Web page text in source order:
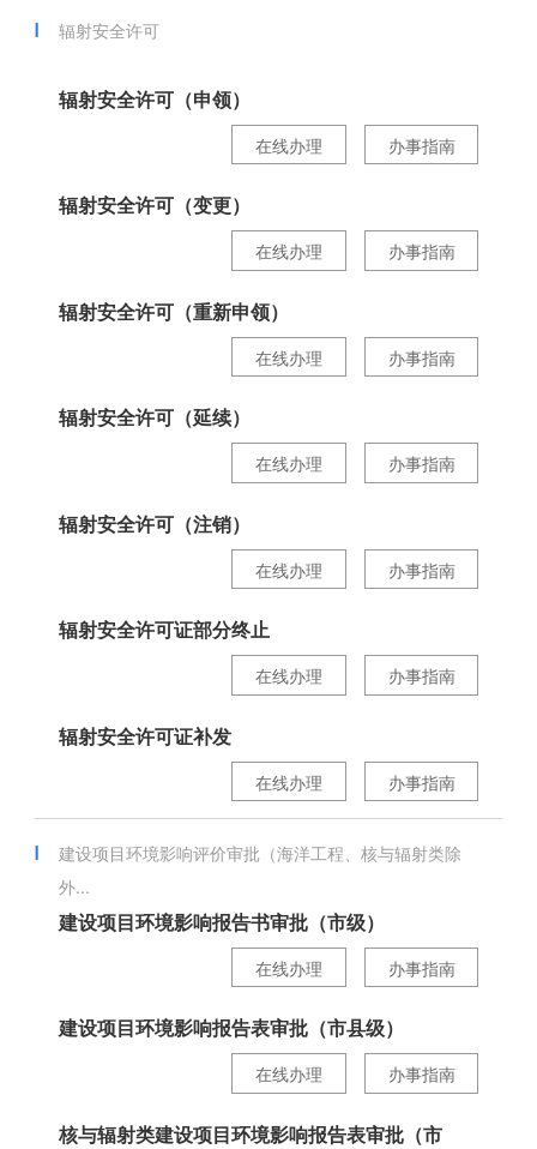
辐射安全许可
辐射安全许可（申领）
办事指南
在线办理
辐射安全许可（变更）
办事指南
在线办理
辐射安全许可（重新申领）
办事指南
在线办理
辐射安全许可（延续）
办事指南
在线办理
辐射安全许可（注销）
办事指南
在线办理
辐射安全许可证部分终止
办事指南
在线办理
辐射安全许可证补发
办事指南
在线办理
建设项目环境影响评价审批（海洋工程、核与辐射类除
外...
建设项目环境影响报告书审批（市级）
办事指南
在线办理
建设项目环境影响报告表审批（市县级）
办事指南
在线办理
核与辐射类建设项目环境影响报告表审批（市